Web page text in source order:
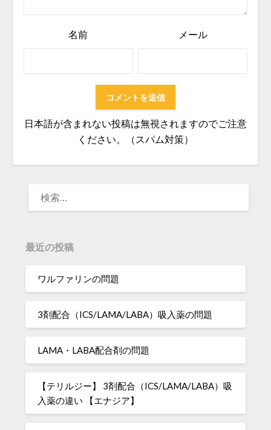
名前 メール
日本語が含まれない投稿は無視されますのでご注意
ください。（スパム対策）
最近の投稿
ワルファリンの問題
3剤配合（ICS/LAMA/LABA）吸入薬の問題
LAMA・LABA配合剤の問題
【テリルジー】 3剤配合（ICS/LAMA/LABA）吸
入薬の違い 【エナジア】